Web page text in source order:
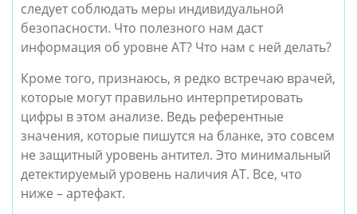
следует соблюдать меры индивидуальной
безопасности. Что полезного нам даст
информация об уровне АТ? Что нам с ней делать?
Кроме того, признаюсь, я редко встречаю врачей,
которые могут правильно интерпретировать
цифры в этом анализе. Ведь референтные
значения, которые пишутся на бланке, это совсем
не защитный уровень антител. Это минимальный
детектируемый уровень наличия АТ. Все, что
ниже – артефакт.